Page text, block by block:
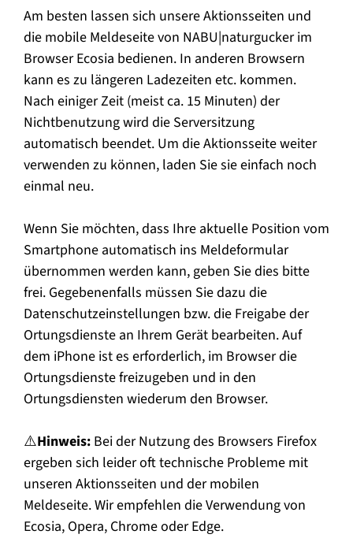
Am besten lassen sich unsere Aktionsseiten und
die mobile Meldeseite von NABU|naturgucker im
Browser Ecosia bedienen. In anderen Browsern
kann es zu längeren Ladezeiten etc. kommen.
Nach einiger Zeit (meist ca. 15 Minuten) der
Nichtbenutzung wird die Serversitzung
automatisch beendet. Um die Aktionsseite weiter
verwenden zu können, laden Sie sie einfach noch
einmal neu.
Wenn Sie möchten, dass Ihre aktuelle Position vom
Smartphone automatisch ins Meldeformular
übernommen werden kann, geben Sie dies bitte
frei. Gegebenenfalls müssen Sie dazu die
Datenschutzeinstellungen bzw. die Freigabe der
Ortungsdienste an Ihrem Gerät bearbeiten. Auf
dem iPhone ist es erforderlich, im Browser die
Ortungsdienste freizugeben und in den
Ortungsdiensten wiederum den Browser.
⚠️Hinweis: Bei der Nutzung des Browsers Firefox
ergeben sich leider oft technische Probleme mit
unseren Aktionsseiten und der mobilen
Meldeseite. Wir empfehlen die Verwendung von
Ecosia, Opera, Chrome oder Edge.